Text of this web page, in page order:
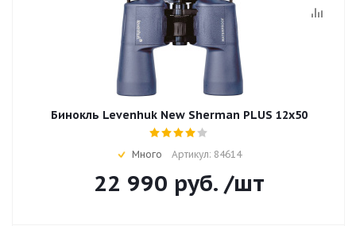
Бинокль Levenhuk New Sherman PLUS 12x50
Много Артикул: 84614
22 990 руб. /шт